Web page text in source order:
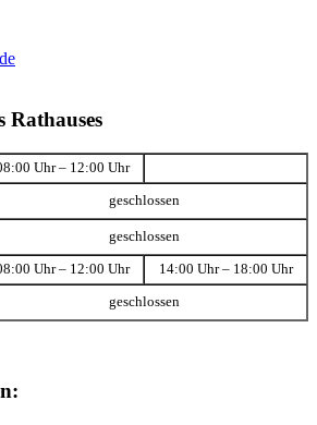
Rathauses
Uhr – 12:00 Uhr
geschlossen
geschlossen
Uhr – 12:00 Uhr 14:00 Uhr – 18:00 Uhr
geschlossen